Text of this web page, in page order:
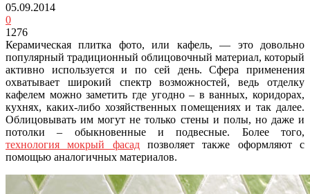
05.09.2014
0
1276
Керамическая плитка фото, или кафель, — это довольно
популярный традиционный облицовочный материал, который
активно используется и по сей день. Сфера применения
охватывает широкий спектр возможностей, ведь отделку
кафелем можно заметить где угодно – в ванных, коридорах,
кухнях, каких-либо хозяйственных помещениях и так далее.
Облицовывать им могут не только стены и полы, но даже и
потолки – обыкновенные и подвесные. Более того,
технология мокрый фасадпозволяет также оформляют с
помощью аналогичных материалов.